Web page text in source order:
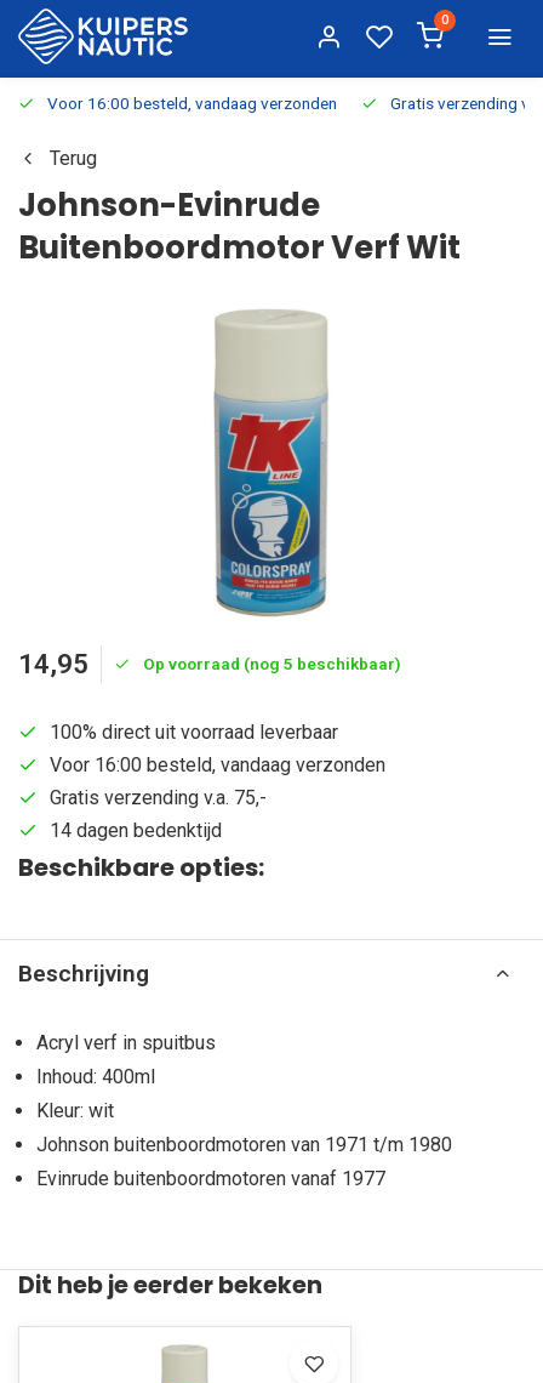
0
Voor 16:00 besteld, vandaag verzonden Gratis verzending
Terug
Johnson-Evinrude
Buitenboordmotor Verf Wit
14,95 Op voorraad (nog 5 beschikbaar)
100% direct uit voorraad leverbaar
Voor 16:00 besteld, vandaag verzonden
Gratis verzending v.a. 75,-
14 dagen bedenktijd
Beschikbare opties:
Beschrijving
Acryl verf in spuitbus
Inhoud: 400ml
Kleur: wit
Johnson buitenboordmotoren van 1971 t/m 1980
Evinrude buitenboordmotoren vanaf 1977
Dit heb je eerder bekeken